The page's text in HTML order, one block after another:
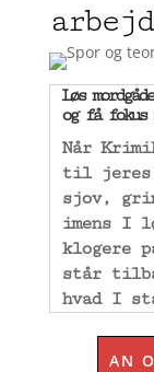
Løs
og få
Når
til jeres
sjov,
imens I
klogere
står
hvad I
AN